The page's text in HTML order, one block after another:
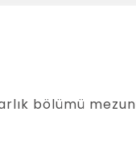
bölümü